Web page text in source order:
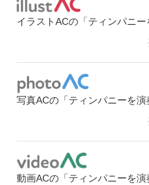
イラストACの「ティンパニ
写真ACの「ティンパニーを
動画ACの「ティンパニーを